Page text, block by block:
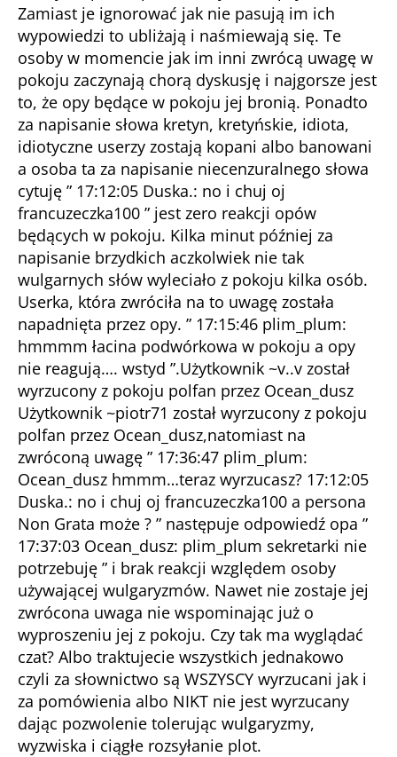
Zamiast je ignorować jak nie pasują im ich
wypowiedzi to ubliżają i naśmiewają się. Te
osoby w momencie jak im inni zwrócą uwagę w
pokoju zaczynają chorą dyskusję i najgorsze jest
to, że opy będące w pokoju jej bronią. Ponadto
za napisanie słowa kretyn, kretyńskie, idiota,
idiotyczne userzy zostają kopani albo banowani
a osoba ta za napisanie niecenzuralnego słowa
cytuję ” 17:12:05 Duska.: no i chuj oj
francuzeczka100 ” jest zero reakcji opów
będących w pokoju. Kilka minut później za
napisanie brzydkich aczkolwiek nie tak
wulgarnych słów wyleciało z pokoju kilka osób.
Userka, która zwróciła na to uwagę została
napadnięta przez opy. ” 17:15:46 plim_plum:
hmmmm łacina podwórkowa w pokoju a opy
nie reagują…. wstyd ”.Użytkownik ~v..v został
wyrzucony z pokoju polfan przez Ocean_dusz
Użytkownik ~piotr71 został wyrzucony z pokoju
polfan przez Ocean_dusz,natomiast na
zwróconą uwagę ” 17:36:47 plim_plum:
Ocean_dusz hmmm…teraz wyrzucasz? 17:12:05
Duska.: no i chuj oj francuzeczka100 a persona
Non Grata może ? ” następuje odpowiedź opa ”
17:37:03 Ocean_dusz: plim_plum sekretarki nie
potrzebuję ” i brak reakcji względem osoby
używającej wulgaryzmów. Nawet nie zostaje jej
zwrócona uwaga nie wspominając już o
wyproszeniu jej z pokoju. Czy tak ma wyglądać
czat? Albo traktujecie wszystkich jednakowo
czyli za słownictwo są WSZYSCY wyrzucani jak i
za pomówienia albo NIKT nie jest wyrzucany
dając pozwolenie tolerując wulgaryzmy,
wyzwiska i ciągłe rozsyłanie plot.